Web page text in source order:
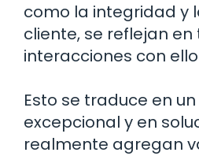
como la integridad y
cliente, se reflejan
interacciones con
Esto se traduce en
excepcional y en
realmente agregan